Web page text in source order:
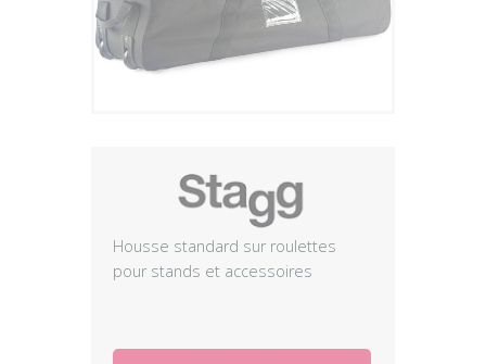
Plus
Housse standard sur roulettes
pour stands et accessoires